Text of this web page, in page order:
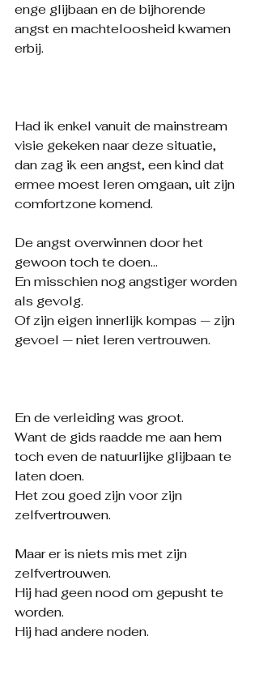
enge glijbaan en de bijhorende
angst en machteloosheid kwamen
erbij.
Had ik enkel vanuit de mainstream
visie gekeken naar deze situatie,
dan zag ik een angst, een kind dat
ermee moest leren omgaan, uit zijn
comfortzone komend.
De angst overwinnen door het
gewoon toch te doen…
En misschien nog angstiger worden
als gevolg.
Of zijn eigen innerlijk kompas — zijn
gevoel — niet leren vertrouwen.
En de verleiding was groot.
Want de gids raadde me aan hem
toch even de natuurlijke glijbaan te
laten doen.
Het zou goed zijn voor zijn
zelfvertrouwen.
Maar er is niets mis met zijn
zelfvertrouwen.
Hij had geen nood om gepusht te
worden.
Hij had andere noden.